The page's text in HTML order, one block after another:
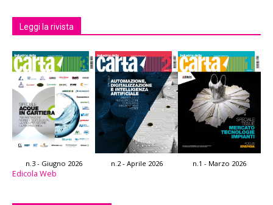
Leggi la rivista
n.3 - Giugno 2026 n.2 - Aprile 2026 n.1 - Marzo 2026
Edicola Web